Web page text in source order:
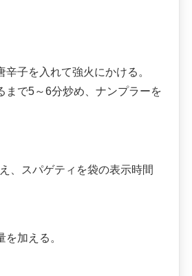
子を入れて強火にかける。
まで5～6分炒め、ナンプラーを
、スパゲティを袋の表示時間
加える。